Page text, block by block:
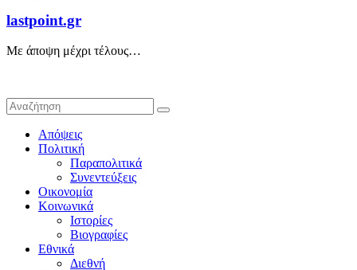
lastpoint.gr
Με άποψη μέχρι τέλους…
Απόψεις
Πολιτική
Παραπολιτικά
Συνεντεύξεις
Οικονομία
Κοινωνικά
Ιστορίες
Βιογραφίες
Εθνικά
Διεθνή